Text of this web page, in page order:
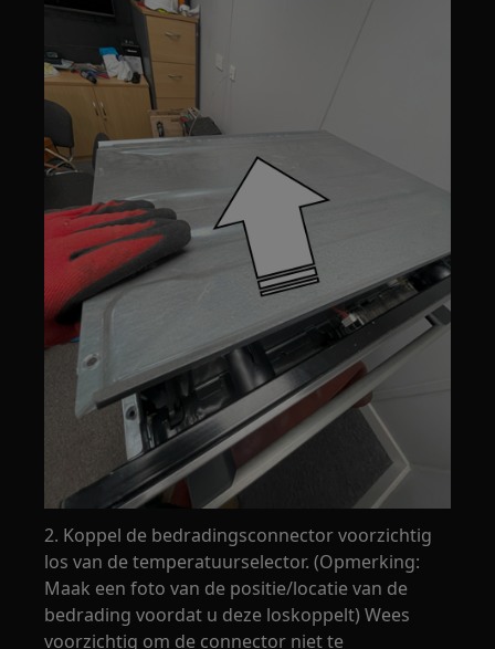
2. Koppel de bedradingsconnector voorzichtig
los van de temperatuurselector. (Opmerking:
Maak een foto van de positie/locatie van de
bedrading voordat u deze loskoppelt) Wees
voorzichtig om de connector niet te